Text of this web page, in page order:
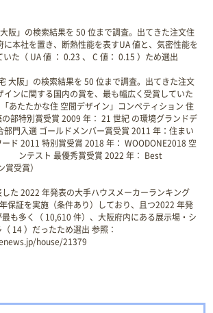
阪」の検索結果を 50 位まで調査。出てきた注文住
に本社を置き、断熱性能を表すUA 値と、気密性能を
た（ UA 値 ： 0.23 、 C 値： 0.15 ）ため選出
大阪」の検索結果を 50 位まで調査。出てきた注文
インに関する国内の賞を、最も幅広く受賞していた
あたたかな住 空間デザイン」コンペティション 住
部特別賞受賞 2009 年： 21 世紀 の環境グランドデ
部門入選 ゴールドメンバー賞受賞 2011 年：住まい
ド 2011 特別賞受賞 2018 年： WOODONE2018 空
ンテスト 最優秀賞受賞 2022 年： Best
受賞）
した 2022 年発表の大手ハウスメーカーランキング
保証を実施（条件あり）しており、且つ2022 年発
も多く（ 10,610 件）、大阪府内にある展示場・シ
14 ）だったため選出 参照：
house/21379